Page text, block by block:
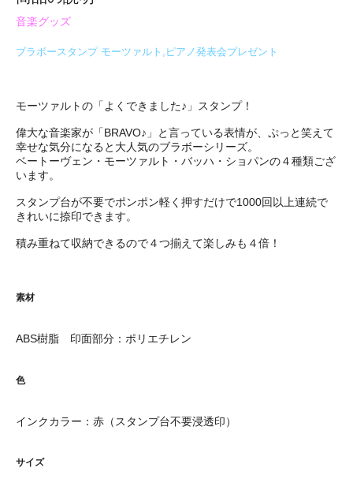
音楽グッズ
ブラボースタンプ モーツァルト,ピアノ発表会プレゼント
モーツァルトの「よくできました♪」スタンプ！
偉大な音楽家が「BRAVO♪」と言っている表情が、ぷっと笑えて
幸せな気分になると大人気のブラボーシリーズ。
ベートーヴェン・モーツァルト・バッハ・ショパンの４種類ござ
います。
スタンプ台が不要でポンポン軽く押すだけで1000回以上連続で
きれいに捺印できます。
積み重ねて収納できるので４つ揃えて楽しみも４倍！
素材
ABS樹脂 印面部分：ポリエチレン
色
インクカラー：赤（スタンプ台不要浸透印）
サイズ